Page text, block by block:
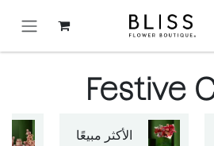
Festive
الأكثر مبيعًا